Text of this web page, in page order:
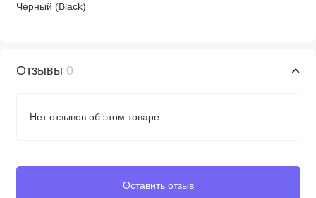
Черный (Black)
Отзывы 0
Нет отзывов об этом товаре.
Оставить отзыв